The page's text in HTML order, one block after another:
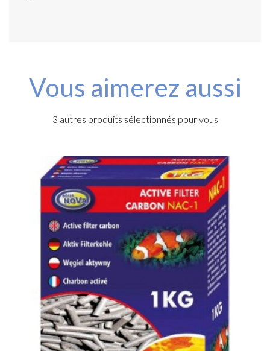
Vous aimerez aussi
3 autres produits sélectionnés pour vous